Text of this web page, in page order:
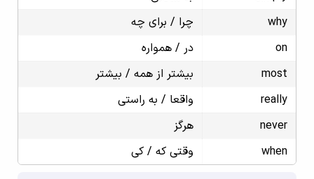
why
چرا / برای چه
on
در / همواره
most
بیشتر از همه / بیشتر
really
واقعا / به راستی
never
هرگز
when
وقتی که / کی